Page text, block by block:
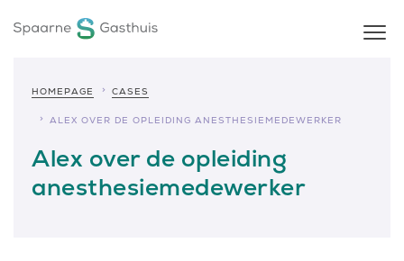
HOMEPAGE CASES
ALEX OVER DE OPLEIDING ANESTHESIEMEDEWERKER
Alex over de opleiding
anesthesiemedewerker